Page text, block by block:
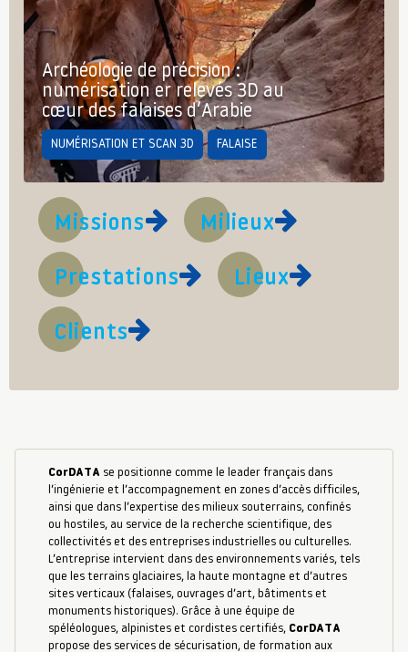
Archéologie de précision :
numérisation er relevés 3D au
cœur des falaises d’Arabie
NUMÉRISATION ET SCAN 3D FALAISE
Missions Milieux
Prestations Lieux
Clients
CorDATA se positionne comme le leader français dans
l’ingénierie et l’accompagnement en zones d’accès difficiles,
ainsi que dans l’expertise des milieux souterrains, confinés
ou hostiles, au service de la recherche scientifique, des
collectivités et des entreprises industrielles ou culturelles.
L’entreprise intervient dans des environnements variés, tels
que les terrains glaciaires, la haute montagne et d’autres
sites verticaux (falaises, ouvrages d’art, bâtiments et
monuments historiques). Grâce à une équipe de
spéléologues, alpinistes et cordistes certifiés, CorDATA
propose des services de sécurisation, de formation aux